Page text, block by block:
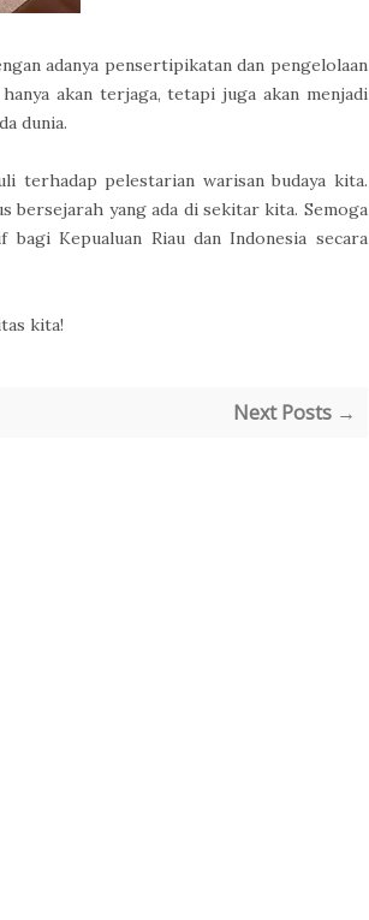
adanya pensertipikatan dan pengelolaan
akan terjaga, tetapi juga akan menjadi
dunia.
terhadap pelestarian warisan budaya kita.
bersejarah yang ada di sekitar kita. Semoga
Kepualuan Riau dan Indonesia secara
kita!
Next Posts →